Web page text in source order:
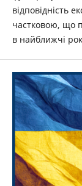
відповідність
частковою, що
в найближчі